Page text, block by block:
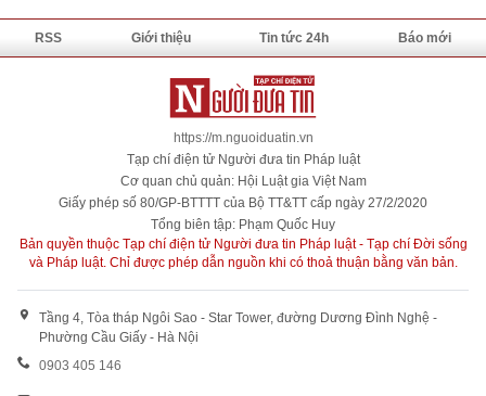
RSS Giới thiệu Tin tức 24h Báo mới
https://m.nguoiduatin.vn
Tạp chí điện tử Người đưa tin Pháp luật
Cơ quan chủ quản: Hội Luật gia Việt Nam
Giấy phép số 80/GP-BTTTT của Bộ TT&TT cấp ngày 27/2/2020
Tổng biên tập: Phạm Quốc Huy
Bản quyền thuộc Tạp chí điện tử Người đưa tin Pháp luật - Tạp chí Đời sống
và Pháp luật. Chỉ được phép dẫn nguồn khi có thoả thuận bằng văn bản.
Tầng 4, Tòa tháp Ngôi Sao - Star Tower, đường Dương Đình Nghệ -
Phường Cầu Giấy - Hà Nội
0903 405 146